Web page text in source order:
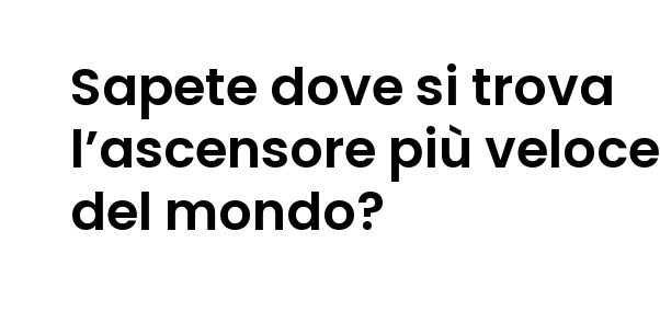
Sapete dove si trova
l’ascensore più veloce
del mondo?